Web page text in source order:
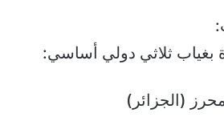
بغياب ثلاثي دولي أساسي:
(الجزائر)